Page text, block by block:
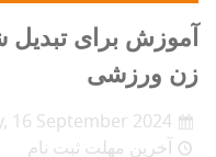
آموزش برای
زن ورزشی
16 September 2024
آخرین مهلت ثبت نام